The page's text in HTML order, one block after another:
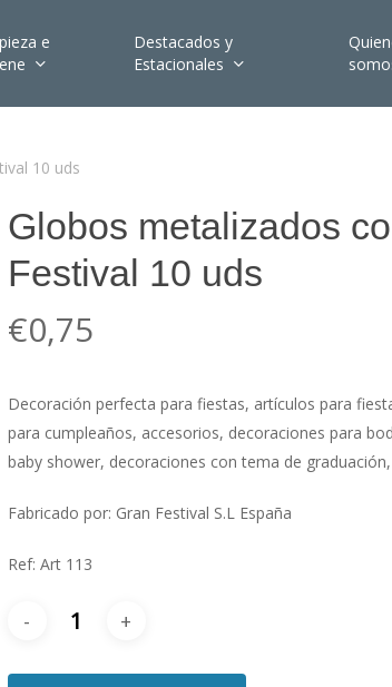
e
Destacados y
Estacionales
10 uds
Globos metalizados
Festival 10 uds
€0,75
Decoración perfecta para fiestas, artículos para
para cumpleaños, accesorios, decoraciones para
baby shower, decoraciones con tema de
Fabricado por: Gran Festival S.L España
Ref: Art 113